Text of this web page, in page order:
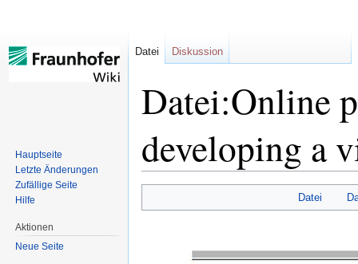
Datei:Online
developing a
Datei
Datei Diskussion
Hauptseite
Letzte Änderungen
Zufällige Seite
Hilfe
Aktionen
Neue Seite